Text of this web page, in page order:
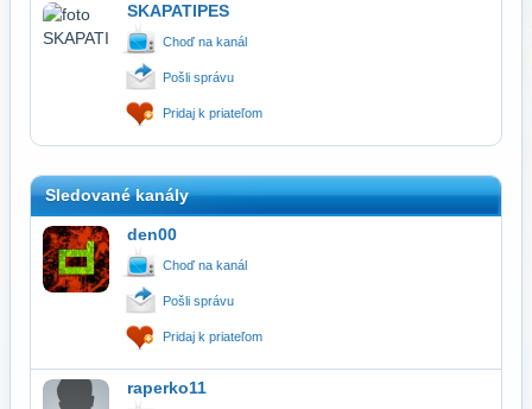
SKAPATIPES
Choď na kanál
Pošli správu
Pridaj k priateľom
Sledované kanály
den00
Choď na kanál
Pošli správu
Pridaj k priateľom
raperko11